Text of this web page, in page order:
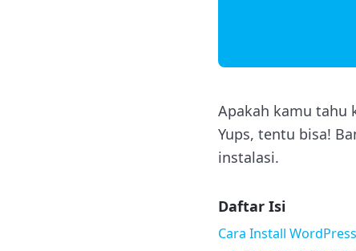
Apakah kamu tahu
Yups, tentu bisa!
instalasi.
Daftar Isi
Cara Install